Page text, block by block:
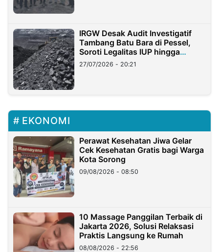
IRGW Desak Audit Investigatif
Tambang Batu Bara di Pessel,
Soroti Legalitas IUP hingga
Stockpile
27/07/2026 - 20:21
EKONOMI
Perawat Kesehatan Jiwa Gelar
Cek Kesehatan Gratis bagi Warga
Kota Sorong
09/08/2026 - 08:50
10 Massage Panggilan Terbaik di
Jakarta 2026, Solusi Relaksasi
Praktis Langsung ke Rumah
08/08/2026 - 22:56